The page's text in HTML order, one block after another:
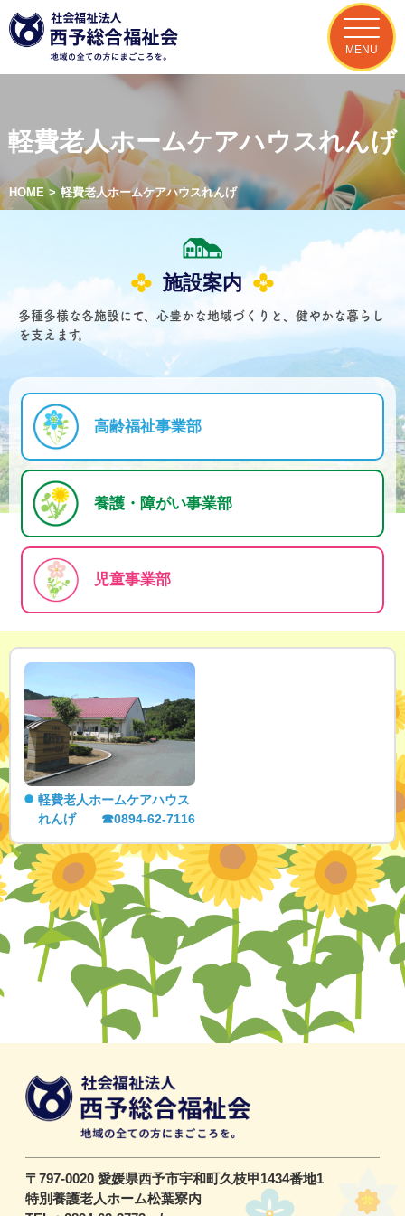
MENU
軽費老人ホームケアハウスれんげ
HOME > 軽費老人ホームケアハウスれんげ
施設案内
多種多様な各施設にて、心豊かな地域づくりと、健やかな暮らし
を支えます。
高齢福祉事業部
養護・障がい事業部
児童事業部
軽費老人ホームケアハウス
れんげ ☎0894-62-7116
〒797-0020 愛媛県西予市宇和町久枝甲1434番地1
特別養護老人ホーム松葉寮内